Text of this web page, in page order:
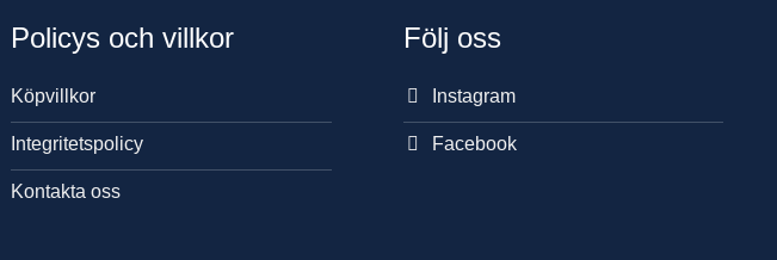
Policys och villkor
Köpvillkor
Integritetspolicy
Kontakta oss
Följ oss
Instagram
Facebook